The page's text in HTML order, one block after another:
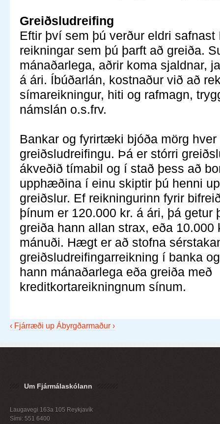
Greiðsludreifing
Eftir því sem þú verður eldri safnast
reikningar sem þú þarft að greiða.
mánaðarlega, aðrir koma sjaldnar,
á ári. Íbúðarlán, kostnaður við að
símareikningur, hiti og rafmagn,
námslán o.s.frv.
Bankar og fyrirtæki bjóða mörg hver
greiðsludreifingu. Þá er stórri
ákveðið tímabil og í stað þess að
upphæðina í einu skiptir þú henni
greiðslur. Ef reikningurinn fyrir
þínum er 120.000 kr. á ári, þá getur
greiða hann allan strax, eða 10.000
mánuði. Hægt er að stofna
greiðsludreifingarreikning í banka
hann mánaðarlega eða greiða með
kreditkortareikningnum sínum.
‹ Fjárræði up Ábyrgðarmaður ›
Um Fjármálaskólann
Laugavegi 163a 105 Reykjavík
Sími: 551 6400